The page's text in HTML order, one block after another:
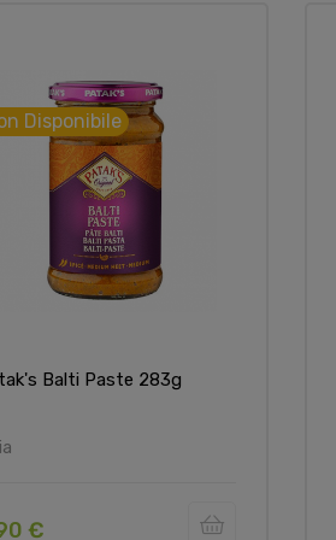
Balti Paste 283g
Disponibile
€